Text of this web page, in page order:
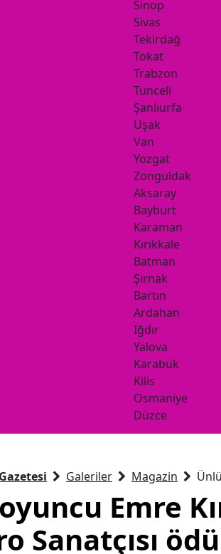
Sinop
Sivas
Tekirdağ
Tokat
Trabzon
Tunceli
Şanlıurfa
Uşak
Van
Yozgat
Zonguldak
Aksaray
Bayburt
Karaman
Kırıkkale
Batman
Şırnak
Bartın
Ardahan
Iğdır
Yalova
Karabük
Kilis
Osmaniye
Düzce
Galeriler Magazin
Emre
Sanatçısı